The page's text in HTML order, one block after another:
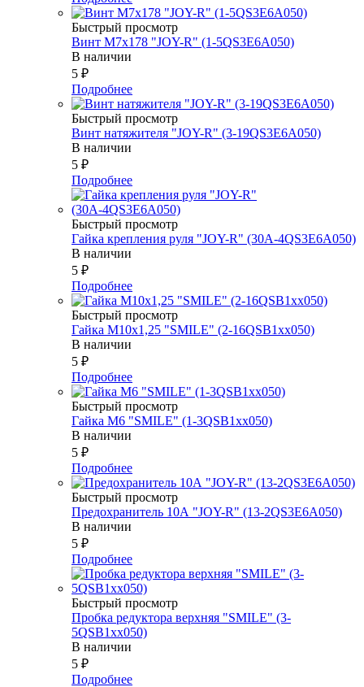
Быстрый просмотр
Винт М7х178 "JOY-R" (1-5QS3E6A050)
В наличии
5 ₽
Подробнее
Быстрый просмотр
Винт натяжителя "JOY-R" (3-19QS3E6A050)
В наличии
5 ₽
Подробнее
Быстрый просмотр
Гайка крепления руля "JOY-R" (30А-4QS3E6A050)
В наличии
5 ₽
Подробнее
Быстрый просмотр
Гайка М10х1,25 "SMILE" (2-16QSB1xx050)
В наличии
5 ₽
Подробнее
Быстрый просмотр
Гайка М6 "SMILE" (1-3QSB1xx050)
В наличии
5 ₽
Подробнее
Быстрый просмотр
Предохранитель 10А "JOY-R" (13-2QS3E6A050)
В наличии
5 ₽
Подробнее
Быстрый просмотр
Пробка редуктора верхняя "SMILE" (3-
5QSB1xx050)
В наличии
5 ₽
Подробнее